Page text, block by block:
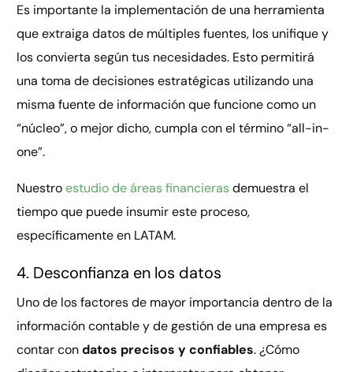
Es importante la implementación de una herramienta
que extraiga datos de múltiples fuentes, los unifique y
los convierta según tus necesidades. Esto permitirá
una toma de decisiones estratégicas utilizando una
misma fuente de información que funcione como un
“núcleo”, o mejor dicho, cumpla con el término “all-in-
one”.
Nuestro estudio de áreas financierasdemuestra el
tiempo que puede insumir este proceso,
específicamente en LATAM.
4. Desconfianza en los datos
Uno de los factores de mayor importancia dentro de la
información contable y de gestión de una empresa es
contar condatos precisos y confiables. ¿Cómo